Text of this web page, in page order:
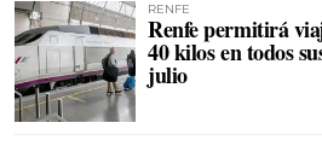
RENFE
Renfe permitirá
40 kilos en todos
julio